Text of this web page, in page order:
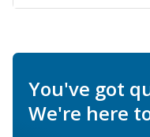
You've got
We're here